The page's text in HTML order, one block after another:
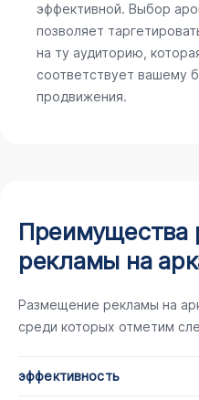
эффективной. Выбор
позволяет
на ту аудиторию,
соответствует вашему
продвижения.
Преимущества
рекламы на
Размещение рекламы на
среди которых отметим
эффективность